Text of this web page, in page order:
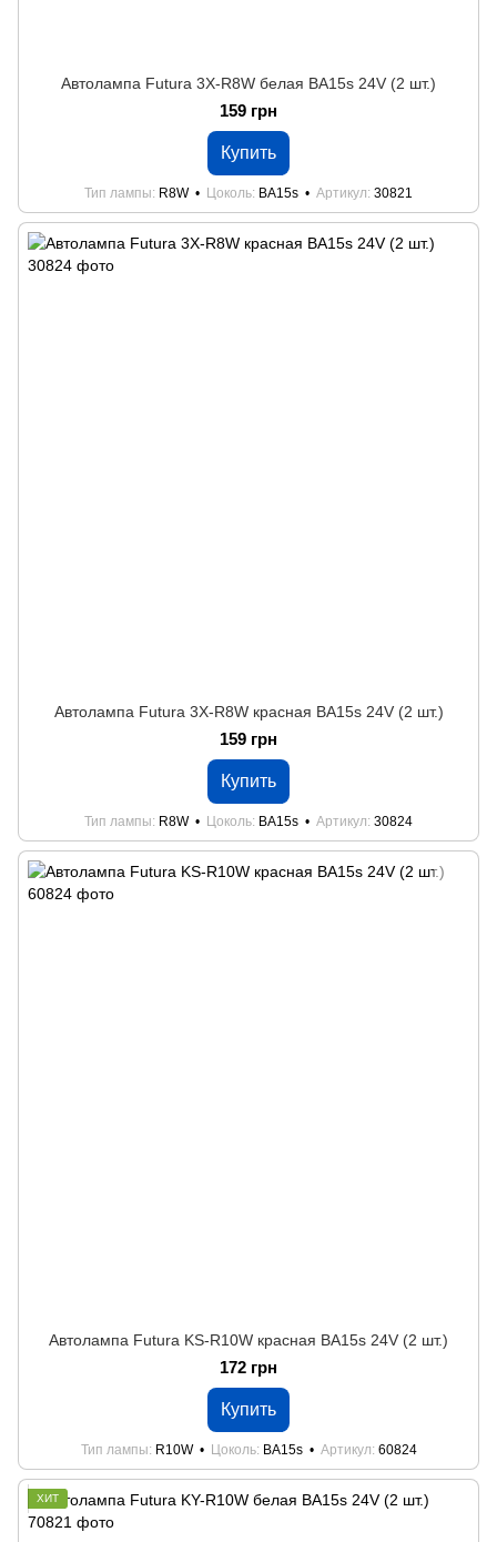
Автолампа Futura 3X-R8W белая BA15s 24V (2 шт.)
159 грн
Купить
Тип лампы R8W Цоколь BA15s Артикул 30821
Автолампа Futura 3X-R8W красная BA15s 24V (2 шт.)
159 грн
Купить
Тип лампы R8W Цоколь BA15s Артикул 30824
Автолампа Futura KS-R10W красная BA15s 24V (2 шт.)
172 грн
Купить
Тип лампы R10W Цоколь BA15s Артикул 60824
ХИТ